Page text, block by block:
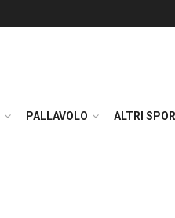
PALLAVOLO ALTRI